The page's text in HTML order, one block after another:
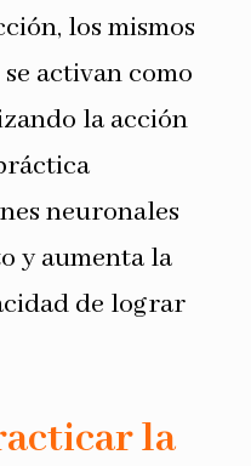
los mismos
activan como
la acción
neuronales
y aumenta la
de lograr
la